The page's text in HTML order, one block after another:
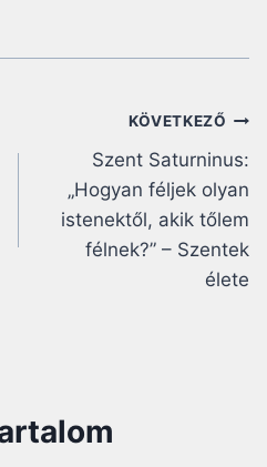
KÖVETKEZŐ
Szent Saturninus:
„Hogyan féljek olyan
istenektől, akik tőlem
félnek?” – Szentek
élete